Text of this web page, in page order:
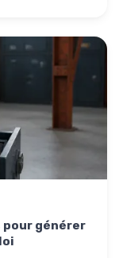
générer